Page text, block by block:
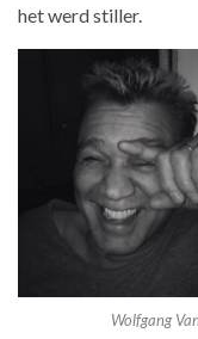
het werd stiller.
Wolfgang